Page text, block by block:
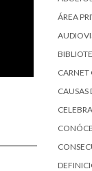
ÁREA
CARNET
CAUSAS